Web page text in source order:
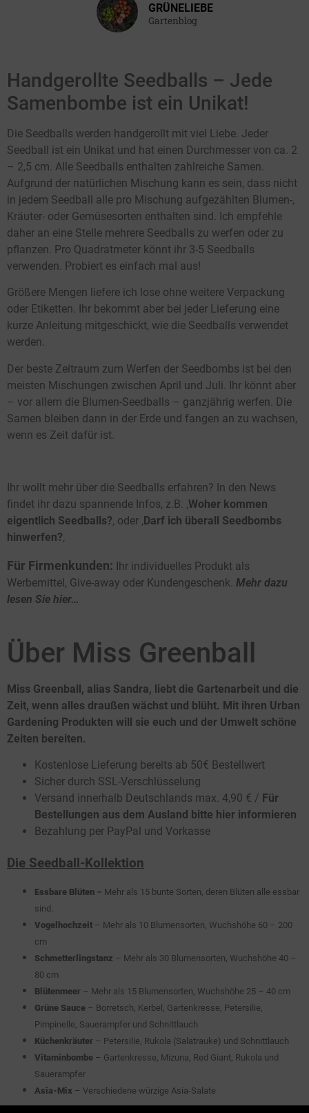
Hier klicken
GRÜNELIEBE
Gartenblog
Handgerollte Seedballs – Jede
Samenbombe ist ein Unikat!
Die Seedballs werden handgerollt mit viel Liebe. Jeder
Seedball ist ein Unikat und hat einen Durchmesser von ca. 2
– 2,5 cm. Alle Seedballs enthalten zahlreiche Samen.
Aufgrund der natürlichen Mischung kann es sein, dass nicht
in jedem Seedball alle pro Mischung aufgezählten Blumen-,
Kräuter- oder Gemüsesorten enthalten sind. Ich empfehle
daher an eine Stelle mehrere Seedballs zu werfen oder zu
pflanzen. Pro Quadratmeter könnt ihr 3-5 Seedballs
verwenden. Probiert es einfach mal aus!
Größere Mengen liefere ich lose ohne weitere Verpackung
oder Etiketten. Ihr bekommt aber bei jeder Lieferung eine
kurze Anleitung mitgeschickt, wie die Seedballs verwendet
werden.
Der beste Zeitraum zum Werfen der Seedbombs ist bei den
meisten Mischungen zwischen April und Juli. Ihr könnt aber
– vor allem die Blumen-Seedballs – ganzjährig werfen. Die
Samen bleiben dann in der Erde und fangen an zu wachsen,
wenn es Zeit dafür ist.
Ihr wollt mehr über die Seedballs erfahren? In den News
findet ihr dazu spannende Infos, z.B. ‚Woher kommen
eigentlich Seedballs?‚ oder ‚ Darf ich überall Seedbombs
hinwerfen?‚
Für Firmenkunden: Ihr individuelles Produkt als
Werbemittel, Give-away oder Kundengeschenk. Mehr dazu
lesen Sie hier…
Über Miss Greenball
Miss Greenball, alias Sandra, liebt die Gartenarbeit und die
Zeit, wenn alles draußen wächst und blüht. Mit ihren Urban
Gardening Produkten will sie euch und der Umwelt schöne
Zeiten bereiten.
Kostenlose Lieferung bereits ab 50€ Bestellwert
Sicher durch SSL-Verschlüsselung
Versand innerhalb Deutschlands max. 4,90 € / Für
Bestellungen aus dem Ausland bitte hier informieren
Bezahlung per PayPal und Vorkasse
Die Seedball-Kollektion
Essbare Blüten – Mehr als 15 bunte Sorten, deren Blüten alle essbar
sind.
Vogelhochzeit – Mehr als 10 Blumensorten, Wuchshöhe 60 – 200
cm
Schmetterlingstanz – Mehr als 30 Blumensorten, Wuchshöhe 40 –
80 cm
Blütenmeer – Mehr als 15 Blumensorten, Wuchshöhe 25 – 40 cm
Grüne Sauce – Borretsch, Kerbel, Gartenkresse, Petersilie,
Pimpinelle, Sauerampfer und Schnittlauch
Küchenkräuter – Petersilie, Rukola (Salatrauke) und Schnittlauch
Vitaminbombe – Gartenkresse, Mizuna, Red Giant, Rukola und
Sauerampfer
Asia-Mix – Verschiedene würzige Asia-Salate